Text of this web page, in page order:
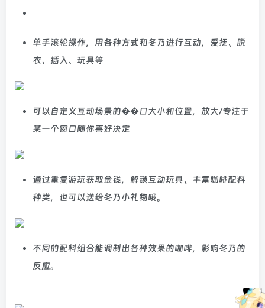
单手滚轮操作，用各种方式和冬乃进行互动，爱抚、脱
衣、插入、玩具等
可以自定义互动场景的��口大小和位置，放大/专注于
某一个窗口随你喜好决定
通过重复游玩获取金钱，解锁互动玩具、丰富咖啡配料
种类，也可以送给冬乃小礼物哦。
不同的配料组合能调制出各种效果的咖啡，影响冬乃的
反应。